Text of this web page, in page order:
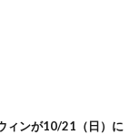
ィンが10/21（日）に